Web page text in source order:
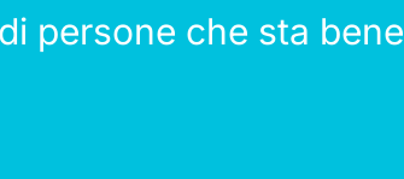
persone che sta bene